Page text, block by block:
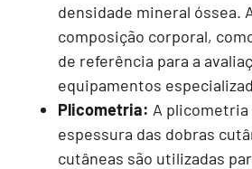
densidade mineral óssea.
composição corporal,
de referência para a
equipamentos
Plicometria: A
espessura das dobras
cutâneas são utilizadas